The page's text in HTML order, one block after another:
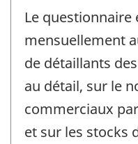
Le
mensuellement
de détaillants
au détail, sur le
commerciaux
et sur les stocks